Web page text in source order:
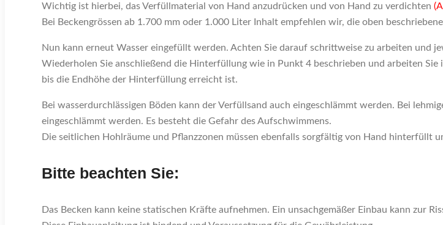
Wichtig ist hierbei, das Verfüllmaterial von Hand anzudrücken und von Hand zu verdichten
Bei Beckengrössen ab 1.700 mm oder 1.000 Liter Inhalt empfehlen wir, die oben
Nun kann erneut Wasser eingefüllt werden. Achten Sie darauf schrittweise zu arbeiten und
Wiederholen Sie anschließend die Hinterfüllung wie in Punkt 4 beschrieben und arbeiten
bis die Endhöhe der Hinterfüllung erreicht ist.
Bei wasserdurchlässigen Böden kann der Verfüllsand auch eingeschlämmt werden. Bei
eingeschlämmt werden. Es besteht die Gefahr des Aufschwimmens.
Die seitlichen Hohlräume und Pflanzzonen müssen ebenfalls sorgfältig von Hand hinterfüllt
Bitte beachten Sie:
Das Becken kann keine statischen Kräfte aufnehmen. Ein unsachgemäßer Einbau kann zur